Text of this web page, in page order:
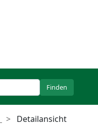
Detailansicht